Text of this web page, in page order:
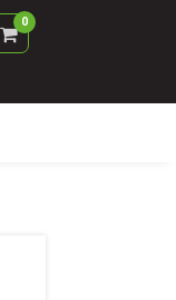
0